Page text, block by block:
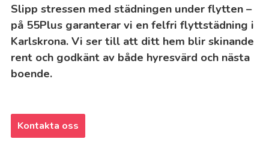
Slipp stressen med städningen under flytten –
på 55Plus garanterar vi en felfri flyttstädning i
Karlskrona. Vi ser till att ditt hem blir skinande
rent och godkänt av både hyresvärd och nästa
boende.
Kontakta oss